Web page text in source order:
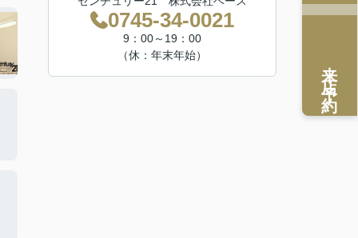
0745-34-0021
9：00～19：00
（休：年末年始）
来店予約